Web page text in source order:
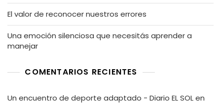
El valor de reconocer nuestros errores
Una emoción silenciosa que necesitás aprender a
manejar
COMENTARIOS RECIENTES
Un encuentro de deporte adaptado - Diario EL SOLen